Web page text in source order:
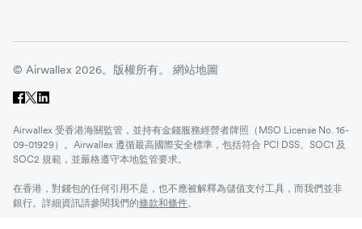
© Airwallex 2026。版權所有。 網站地圖
Airwallex 受香港海關監管，並持有金錢服務經營者牌照（MSO License No. 16-
09-01929）。Airwallex 遵循最高國際安全標準，包括符合 PCI DSS、SOC1 及
SOC2 規範，並嚴格遵守本地監管要求。
在香港，對錢包的任何引用不是，也不應被解釋為儲值支付工具，而我們並非
銀行。詳細資訊請參閱我們的條款和條件。